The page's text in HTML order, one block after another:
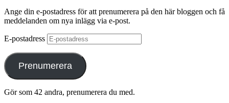
Ange din e-postadress för att prenumerera på den här bloggen och få
meddelanden om nya inlägg via e-post.
E-postadress
Prenumerera
Gör som 42 andra, prenumerera du med.